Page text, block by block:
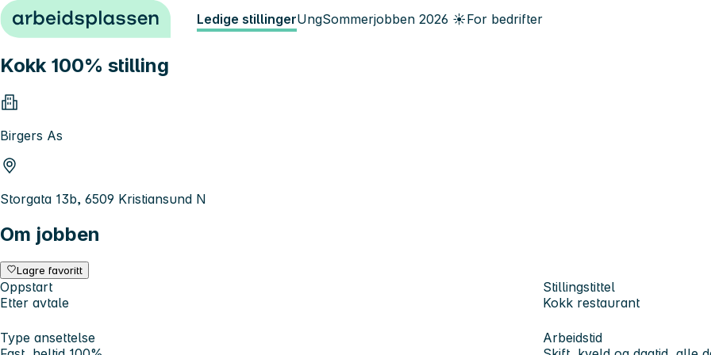
Hopp til innhold Ledige stillingerUngSommerjobben 2026 ☀️For bedrifter
Kokk 100% stilling
Birgers As
Storgata 13b, 6509 Kristiansund N
Om jobben
Lagre favoritt
Oppstart
Etter avtale
Stillingstittel
Kokk restaurant
Type ansettelse
Arbeidstid